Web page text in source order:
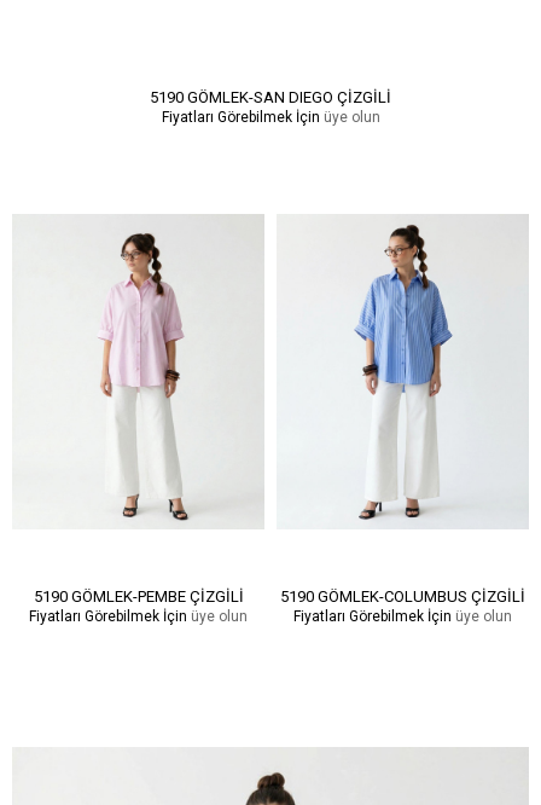
5190 GÖMLEK-SAN DIEGO ÇİZGİLİ
Fiyatları Görebilmek İçin üye olun
5190 GÖMLEK-PEMBE ÇİZGİLİ
Fiyatları Görebilmek İçin üye olun
5190 GÖMLEK-COLUMBUS ÇİZGİLİ
Fiyatları Görebilmek İçin üye olun